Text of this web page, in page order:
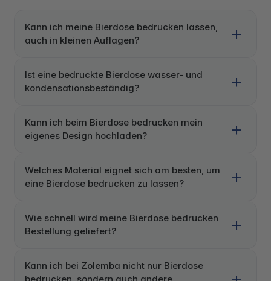
Kann ich meine Bierdose bedrucken lassen,
auch in kleinen Auflagen?
Ist eine bedruckte Bierdose wasser- und
kondensationsbeständig?
Kann ich beim Bierdose bedrucken mein
eigenes Design hochladen?
Welches Material eignet sich am besten, um
eine Bierdose bedrucken zu lassen?
Wie schnell wird meine Bierdose bedrucken
Bestellung geliefert?
Kann ich bei Zolemba nicht nur Bierdose